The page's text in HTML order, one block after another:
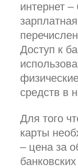
интернет –
Доступ к
средств в
Для того
карты
– цена за